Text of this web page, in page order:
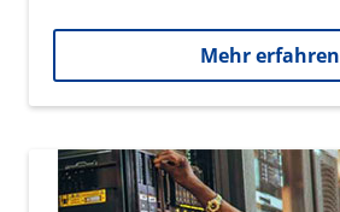
Mehr erfahren